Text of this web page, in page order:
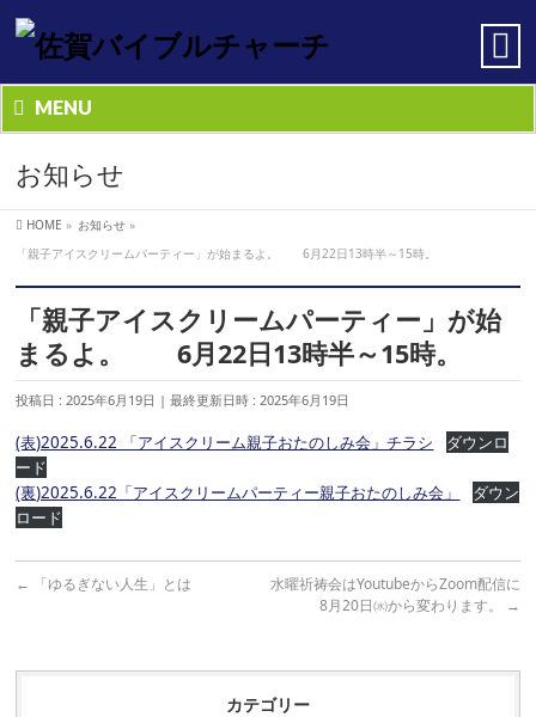
MENU
お知らせ
HOME » お知らせ »
「親子アイスクリームパーティー」が始まるよ。 6月22日13時半～15時。
「親子アイスクリームパーティー」が始
まるよ。 6月22日13時半～15時。
投稿日 : 2025年6月19日 最終更新日時 : 2025年6月19日
(表)2025.6.22 「アイスクリーム親子おたのしみ会」チラシ
ダウンロ
ード
(裏)2025.6.22「アイスクリームパーティー親子おたのしみ会」
ダウン
ロード
← 「ゆるぎない人生」とは
水曜祈祷会はYoutubeからZoom配信に
8月20日㈬から変わります。
→
カテゴリー